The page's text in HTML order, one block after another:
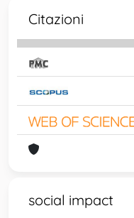
Citazioni
social impact